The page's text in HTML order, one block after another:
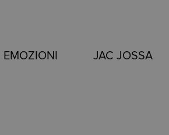
EMOZIONI JAC JOSSA